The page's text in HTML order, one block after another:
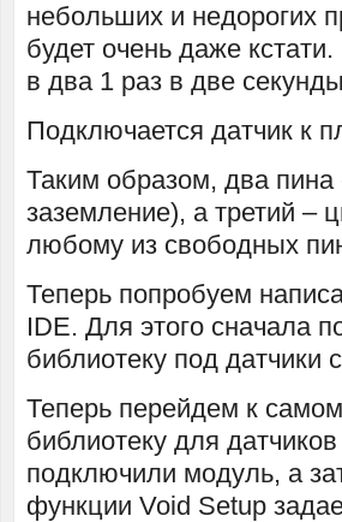
небольших и недорогих
будет очень даже
в два 1 раз в две
Подключается датчик к
Таким образом, два пина
заземление), а третий –
любому из свободных
Теперь попробуем
IDE. Для этого сначала
библиотеку под датчики
Теперь перейдем к
библиотеку для
подключили модуль, а
функции Void Setup